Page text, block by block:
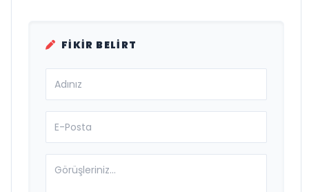
FIKIR BELIRT